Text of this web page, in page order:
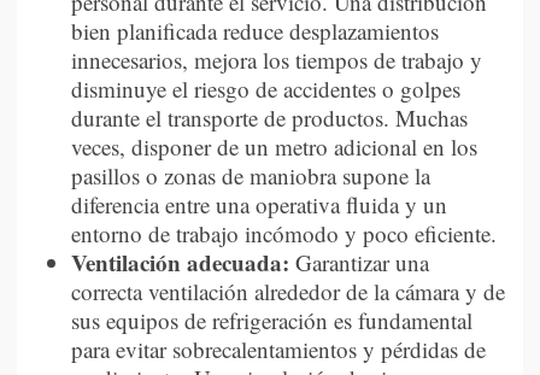
bien planificada reduce desplazamientos
innecesarios, mejora los tiempos de trabajo y
disminuye el riesgo de accidentes o golpes
durante el transporte de productos. Muchas
veces, disponer de un metro adicional en los
pasillos o zonas de maniobra supone la
diferencia entre una operativa fluida y un
entorno de trabajo incómodo y poco eficiente.
Ventilación adecuada: Garantizar una
correcta ventilación alrededor de la cámara y de
sus equipos de refrigeración es fundamental
para evitar sobrecalentamientos y pérdidas de